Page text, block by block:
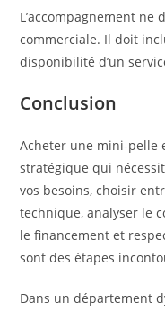
L’accompagnement
commerciale. Il doit
disponibilité d’un
Conclusion
Acheter une mini-pelle
stratégique qui
vos besoins, choisir
technique, analyser le
le financement et
sont des étapes
Dans un département